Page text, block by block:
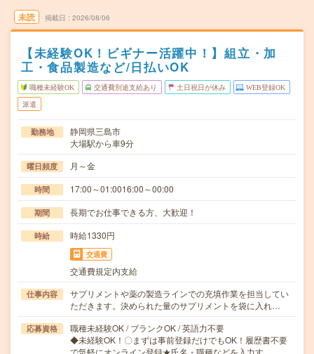
未読 掲載日 2026/08/06
【未経験OK！ビギナー活躍中！】組立・加
工・食品製造など/日払いOK
職種未経験OK 交通費別途支給あり 土日祝日が休み WEB登録OK
派遣
勤務地
静岡県三島市
大場駅から車9分
曜日頻度 月～金
時間 17:00～01:0016:00～00:00
期間 長期でお仕事できる方、大歓迎！
時給 時給1330円
交通費
交通費規定内支給
仕事内容
サプリメントや薬の製造ラインでの充填作業を担当してい
ただきます。決められた量のサプリメントを袋に入れ…
応募資格
職種未経験OK / ブランクOK / 英語力不要
◆未経験OK！〇まずは事前登録だけでもOK！履歴書不要
で気軽にオンライン登録★氏名・職種などを入力す…